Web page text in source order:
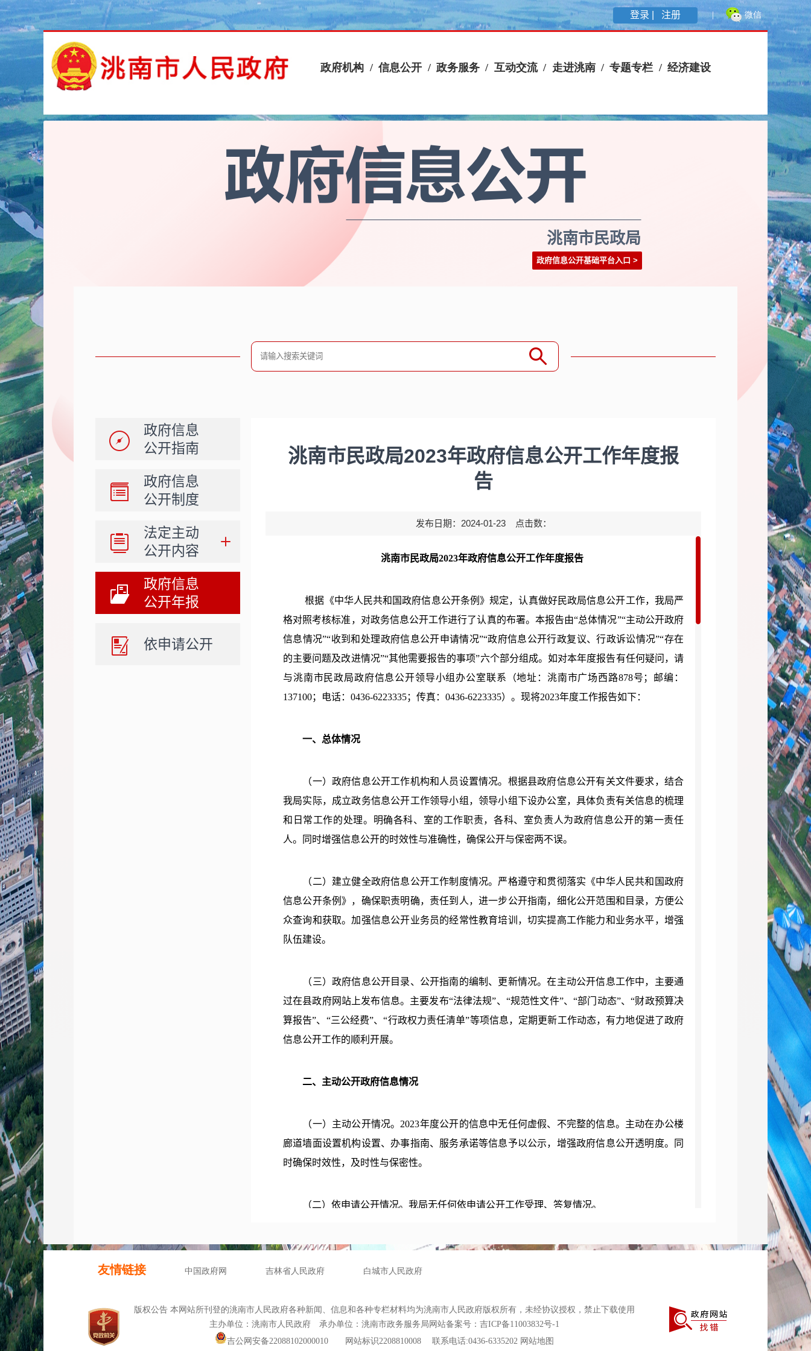
登录 | 注册
洮南市民政局
政府信息公开基础平台入口 >
政府信息
公开指南
政府信息
公开制度
法定主动
公开内容
政府信息
公开年报
依申请公开
洮南市民政局2023年政府信息公开工作年度报
告
发布日期：2024-01-23 点击数：
洮南市民政局2023年政府信息公开工作年度报告
根据《中华人民共和国政府信息公开条例》规定，认真做好民政局信息公开工作，我局严
格对照考核标准，对政务信息公开工作进行了认真的布署。 本报告由“总体情况”“主动公开政府
信息情况”“收到和处理政府信息公开申请情况”“政府信息公开行政复议、行政诉讼情况”“存在
的主要问题及改进情况”“其他需要报告的事项”六个部分组成。如对本年度报告有任何疑问，请
与洮南市民政局政府信息公开领导小组办公室联系（地址：洮南市广场西路878号；邮编：
137100；电话： 0436-6223335；传真： 0436-6223335）。 现将2023年度工作报告如下：
一、总体情况
（一）政府信息公开工作机构和人员设置情况。根据县政府信息公开有关文件要求，结合
我局实际，成立政务信息公开工作领导小组，领导小组下设办公室，具体负责有关信息的梳理
和日常工作的处理。明确各科、室的工作职责，各科、室负责人为政府信息公开的第一责任
人。同时增强信息公开的时效性与准确性，确保公开与保密两不误。
（二）建立健全政府信息公开工作制度情况。严格遵守和贯彻落实《中华人民共和国政府
信息公开条例》，确保职责明确，责任到人，进一步公开指南，细化公开范围和目录，方便公
众查询和获取。加强信息公开业务员的经常性教育培训，切实提高工作能力和业务水平，增强
队伍建设。
（三）政府信息公开目录、公开指南的编制、更新情况。在主动公开信息工作中，主要通
过在县政府网站上发布信息。主要发布“法律法规”、“规范性文件”、“部门动态”、“财政预算决
算报告”、“三公经费”、“行政权力责任清单”等项信息，定期更新工作动态，有力地促进了政府
信息公开工作的顺利开展。
二、主动公开政府信息情况
（一）主动公开情况。 2023年度公开的信息中无任何虚假、不完整的信息。主动在办公楼
廊道墙面设置机构设置、办事指南、服务承诺等信息予以公示，增强政府信息公开透明度。同
时确保时效性，及时性与保密性。
（二）依申请公开情况。我局无任何依申请公开工作受理、答复情况。
（三）因政府信息公开申请行政复议、提起行政诉讼的情况。我局无任何因政府信息公开
申请行政复议、提起行政诉讼的情况。
（四）政府信息公开相关费用情况。我局无任何政府信息公开收费及减免情况。